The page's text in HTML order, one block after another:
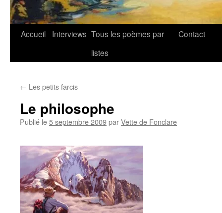
Accueil Interviews Tous les poèmes par
listes
Contact
← Les petits farcis
Le philosophe
Publié le5 septembre 2009parVette de Fonclare